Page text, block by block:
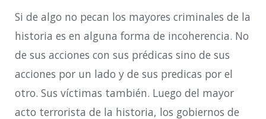
Si de algo no pecan los mayores criminales de la
historia es en alguna forma de incoherencia. No
de sus acciones con sus prédicas sino de sus
acciones por un lado y de sus predicas por el
otro. Sus víctimas también. Luego del mayor
acto terrorista de la historia, los gobiernos de